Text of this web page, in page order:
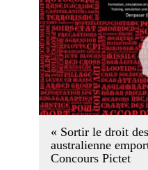
« Sortir le droit
australienne
Concours Pictet